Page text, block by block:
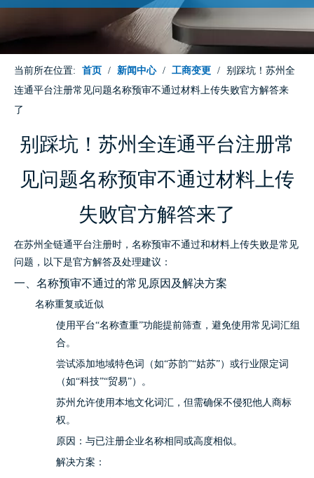
当前所在位置: 首页 / 新闻中心 / 工商变更 / 别踩坑！苏州全
连通平台注册常见问题名称预审不通过材料上传失败官方解答来
了
别踩坑！苏州全连通平台注册常
见问题名称预审不通过材料上传
失败官方解答来了
在苏州全链通平台注册时，名称预审不通过和材料上传失败是常见
问题，以下是官方解答及处理建议：
一、名称预审不通过的常见原因及解决方案
名称重复或近似
使用平台“名称查重”功能提前筛查，避免使用常见词汇组
合。
尝试添加地域特色词（如“苏韵”“姑苏”）或行业限定词
（如“科技”“贸易”）。
苏州允许使用本地文化词汇，但需确保不侵犯他人商标
权。
原因：与已注册企业名称相同或高度相似。
解决方案：